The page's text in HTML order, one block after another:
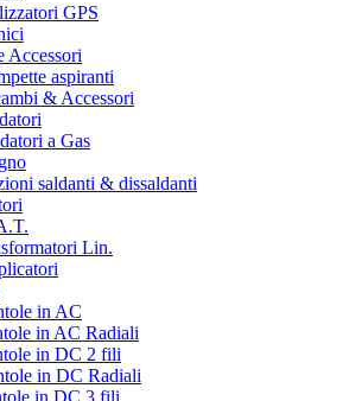
GPS
Accessori
aspiranti
& Accessori
a Gas
saldanti & dissaldanti
Lin.
in AC
in AC Radiali
in DC 2 fili
in DC Radiali
in DC 3 fili